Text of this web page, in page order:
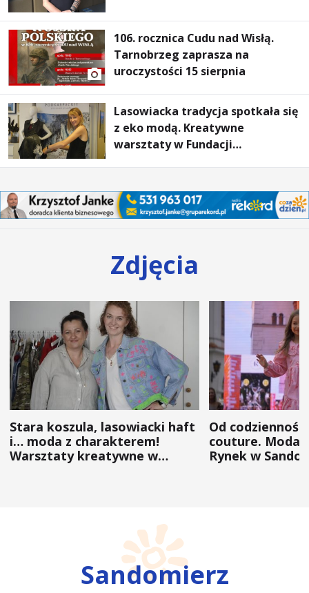
106. rocznica Cudu nad Wisłą.
Tarnobrzeg zaprasza na
uroczystości 15 sierpnia
Lasowiacka tradycja spotkała się
z eko modą. Kreatywne
warsztaty w Fundacji
Zdjęcia
Stara koszula, lasowiacki haft
i… moda z charakterem!
Warsztaty kreatywne w
Od
couture. Moda
Rynek w
Sandomierz